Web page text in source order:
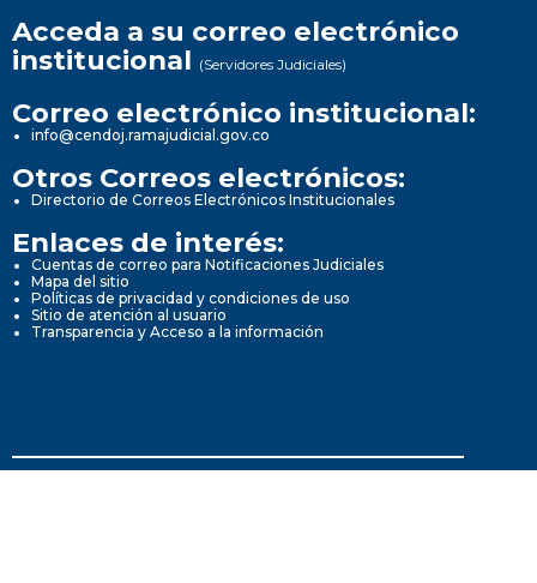
Acceda a su correo electrónico
institucional (Servidores Judiciales)
Correo electrónico institucional:
info@cendoj.ramajudicial.gov.co
Otros Correos electrónicos:
Directorio de Correos Electrónicos Institucionales
Enlaces de interés:
Cuentas de correo para Notificaciones Judiciales
Mapa del sitio
Políticas de privacidad y condiciones de uso
Sitio de atención al usuario
Transparencia y Acceso a la información